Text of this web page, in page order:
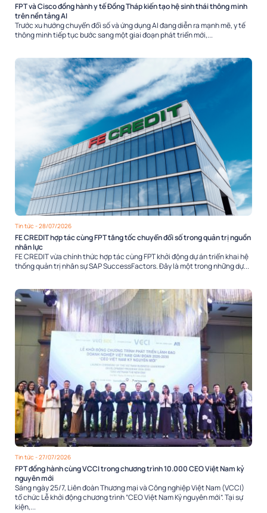
FPT và Cisco đồng hành y tế Đồng Tháp kiến tạo hệ sinh thái thông minh
trên nền tảng AI
Trước xu hướng chuyển đổi số và ứng dụng AI đang diễn ra mạnh mẽ, y tế
thông minh tiếp tục bước sang một giai đoạn phát triển mới,...
Tin tức - 28/07/2026
FE CREDIT hợp tác cùng FPT tăng tốc chuyển đổi số trong quản trị nguồn
nhân lực
FE CREDIT vừa chính thức hợp tác cùng FPT khởi động dự án triển khai hệ
thống quản trị nhân sự SAP SuccessFactors. Đây là một trong những dự...
Tin tức - 27/07/2026
FPT đồng hành cùng VCCI trong chương trình 10.000 CEO Việt Nam kỷ
nguyên mới
Sáng ngày 25/7, Liên đoàn Thương mại và Công nghiệp Việt Nam (VCCI)
tổ chức Lễ khởi động chương trình “CEO Việt Nam Kỷ nguyên mới”. Tại sự
kiện,...